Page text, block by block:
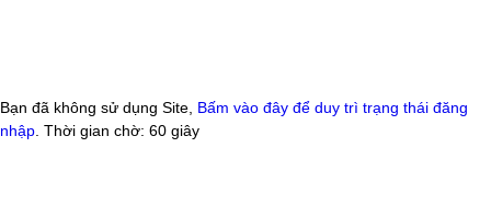
Bạn đã không sử dụng Site, Bấm vào đây để duy trì trạng thái đăng
nhập . Thời gian chờ: 60 giây